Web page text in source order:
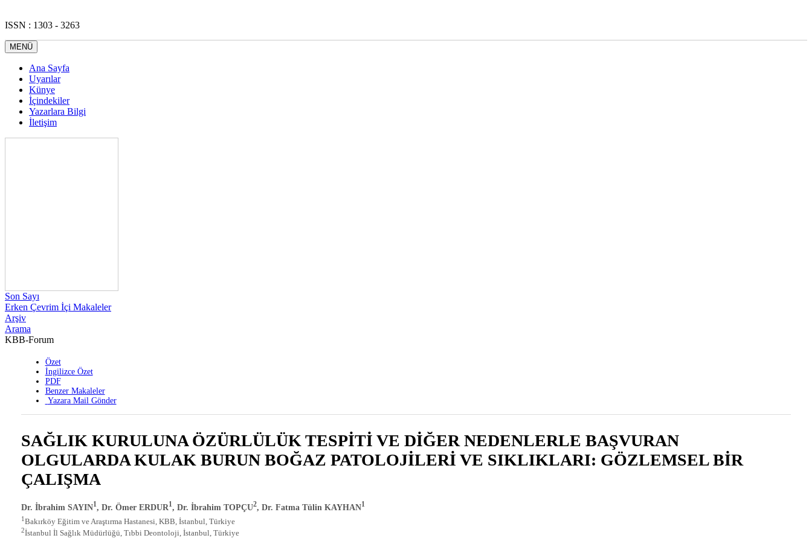
ISSN : 1303 - 3263
MENÜ
Ana Sayfa
Uyarılar
Künye
İçindekiler
Yazarlara Bilgi
İletişim
Son Sayı
Erken Çevrim İçi Makaleler
Arşiv
Arama
KBB-Forum
Özet
İngilizce Özet
PDF
Benzer Makaleler
Yazara Mail Gönder
SAĞLIK KURULUNA ÖZÜRLÜLÜK TESPİTİ VE DİĞER NEDENLERLE BAŞVURAN
OLGULARDA KULAK BURUN BOĞAZ PATOLOJİLERİ VE SIKLIKLARI: GÖZLEMSEL BİR
ÇALIŞMA
Dr. İbrahim SAYIN1, Dr. Ömer ERDUR1, Dr. İbrahim TOPÇU2, Dr. Fatma Tülin KAYHAN1
1Bakırköy Eğitim ve Araştırma Hastanesi, KBB, İstanbul, Türkiye
2İstanbul İl Sağlık Müdürlüğü, Tıbbi Deontoloji, İstanbul, Türkiye